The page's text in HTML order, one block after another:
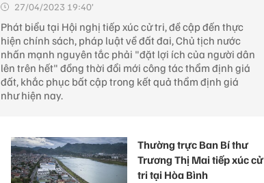
27/04/2023 19:40’
Phát biểu tại Hội nghị tiếp xúc cử tri, đề cập đến thực
hiện chính sách, pháp luật về đất đai, Chủ tịch nước
nhấn mạnh nguyên tắc phải "đặt lợi ích của người dân
lên trên hết" đồng thời đổi mới công tác thẩm định giá
đất, khắc phục bất cập trong kết quả thẩm định giá
như hiện nay.
Thường trực Ban Bí thư
Trương Thị Mai tiếp xúc cử
tri tại Hòa Bình